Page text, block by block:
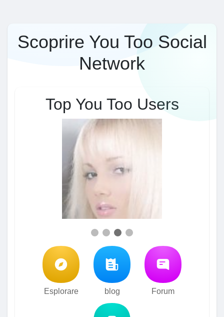
Scoprire You Too Social
Network
Top You Too Users
Esplorare blog Forum